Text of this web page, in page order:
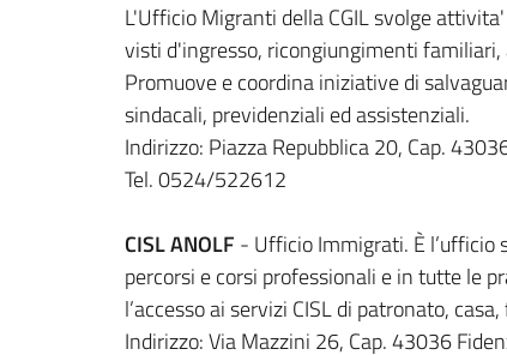
L'Ufficio Migranti della CGIL svolge
visti d'ingresso, ricongiungimenti
Promuove e coordina iniziative di
sindacali, previdenziali ed assistenziali.
Indirizzo: Piazza Repubblica 20, Cap.
Tel. 0524/522612
CISL ANOLF - Ufficio Immigrati. È
percorsi e corsi professionali e in tutte le
l’accesso ai servizi CISL di patronato,
Indirizzo: Via Mazzini 26, Cap. 43036